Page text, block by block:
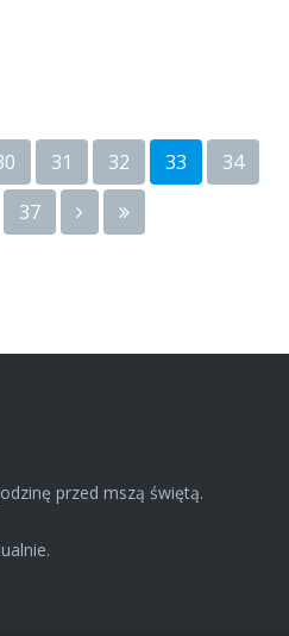
31 32 33
34
37
przed mszą świętą.